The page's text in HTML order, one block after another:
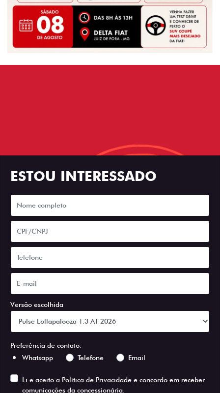
ESTOU INTERESSADO
Versão escolhida
Preferência de contato:
Whatsapp
Telefone Email
Li e aceito a Política de Privacidade e concordo em receber
comunicações da concessionária.